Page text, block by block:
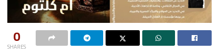
0
SHARES